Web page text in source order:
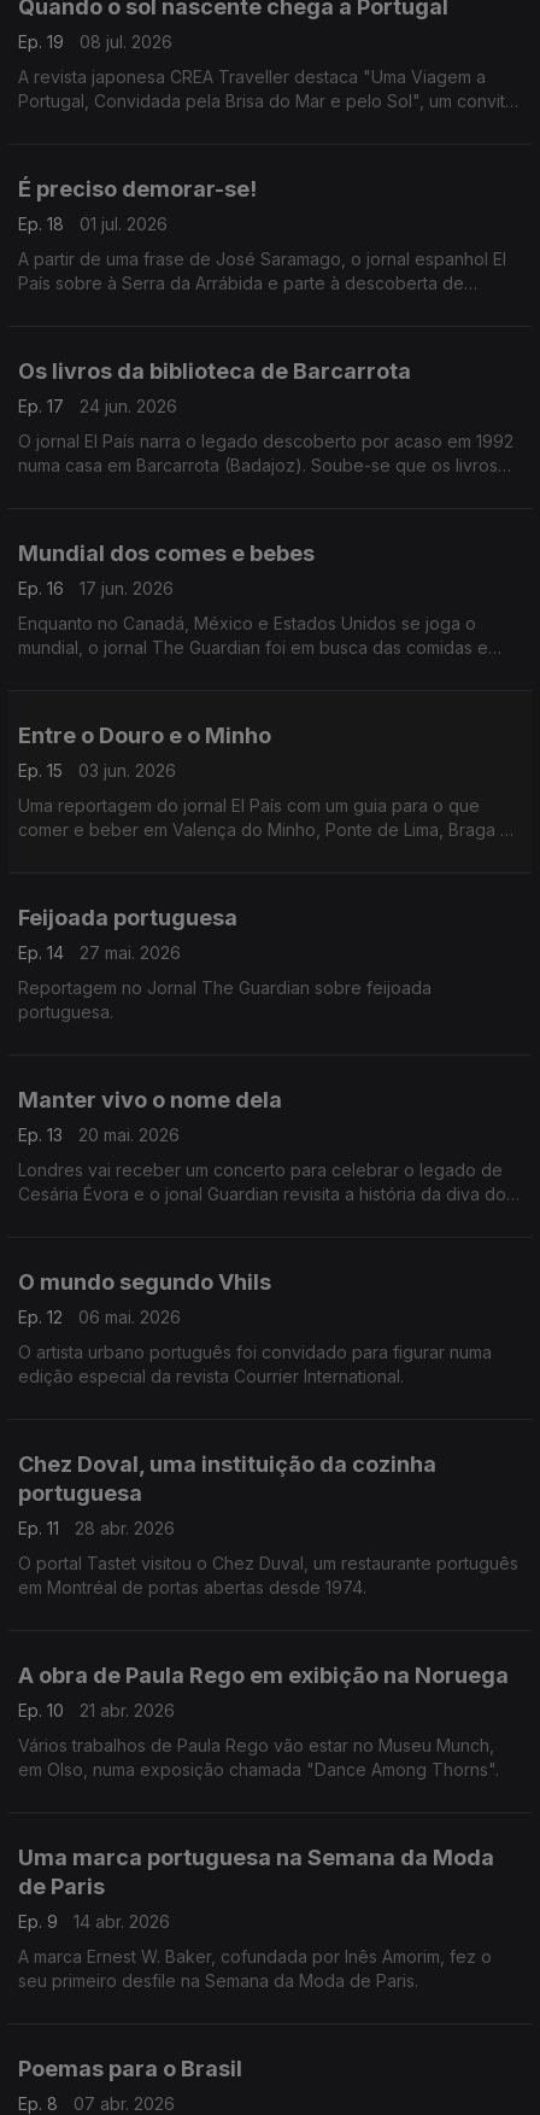
Quando o sol nascente chega a Portugal
Ep. 19
08 jul. 2026
A revista japonesa CREA Traveller destaca "Uma Viagem a
Portugal, Convidada pela Brisa do Mar e pelo Sol", um convite
É preciso demorar-se!
Ep. 18
01 jul. 2026
A partir de uma frase de José Saramago, o jornal espanhol El
País sobre à Serra da Arrábida e parte à descoberta de
Os livros da biblioteca de Barcarrota
Ep. 17
24 jun. 2026
O jornal El País narra o legado descoberto por acaso em 1992
numa casa em Barcarrota (Badajoz). Soube-se que os livros
Mundial dos comes e bebes
Ep. 16
17 jun. 2026
Enquanto no Canadá, México e Estados Unidos se joga o
mundial, o jornal The Guardian foi em busca das comidas e
Entre o Douro e o Minho
Ep. 15
03 jun. 2026
Uma reportagem do jornal El País com um guia para o que
comer e beber em Valença do Minho, Ponte de Lima, Braga e
Feijoada portuguesa
Ep. 14
27 mai. 2026
Reportagem no Jornal The Guardian sobre feijoada
portuguesa.
Manter vivo o nome dela
Ep. 13
20 mai. 2026
Londres vai receber um concerto para celebrar o legado de
Cesária Évora e o jonal Guardian revisita a história da diva dos
O mundo segundo Vhils
Ep. 12
06 mai. 2026
O artista urbano português foi convidado para figurar numa
edição especial da revista Courrier International.
Chez Doval, uma instituição da cozinha
portuguesa
Ep. 11
28 abr. 2026
O portal Tastet visitou o Chez Duval, um restaurante português
em Montréal de portas abertas desde 1974.
A obra de Paula Rego em exibição na Noruega
Ep. 10
21 abr. 2026
Vários trabalhos de Paula Rego vão estar no Museu Munch,
em Olso, numa exposição chamada "Dance Among Thorns".
Uma marca portuguesa na Semana da Moda
de Paris
Ep. 9
14 abr. 2026
A marca Ernest W. Baker, cofundada por Inês Amorim, fez o
seu primeiro desfile na Semana da Moda de Paris.
Poemas para o Brasil
Ep. 8
07 abr. 2026